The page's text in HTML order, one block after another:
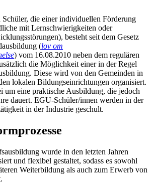
die einer individuellen Förderung
mit Lernschwierigkeiten oder
besteht seit dem Gesetz
(lov om
) vom 16.08.2010 neben dem regulären
die Möglichkeit einer in der Regel
Diese wird von den Gemeinden in
lokalen Bildungseinrichtungen organisiert.
um eine praktische Ausbildung, die jedoch
dauert. EGU-Schüler/innen werden in der
in der Industrie geschult.
wurde in den letzten Jahren
und flexibel gestaltet, sodass es sowohl
Weiterbildung als auch zum Erwerb von